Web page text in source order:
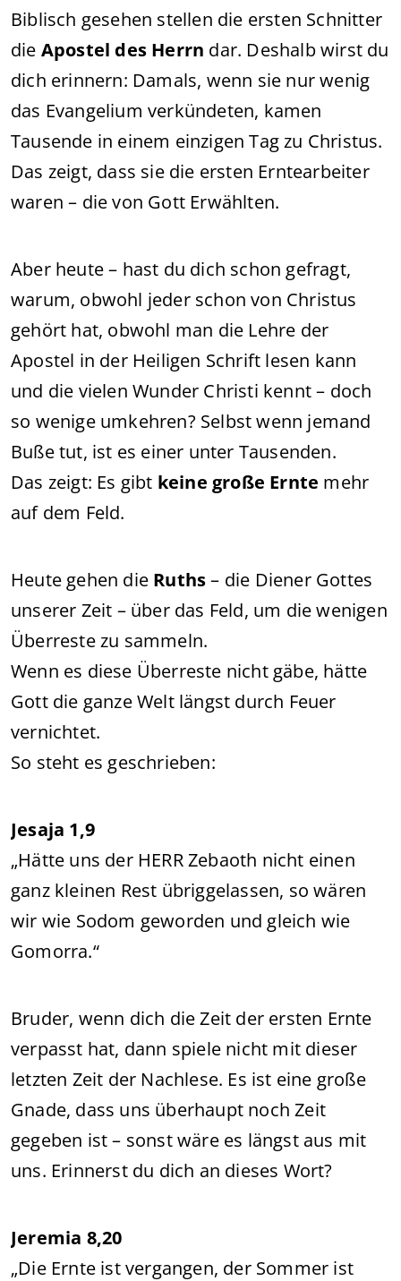
Biblisch gesehen stellen die ersten Schnitter
die Apostel des Herrn dar. Deshalb wirst du
dich erinnern: Damals, wenn sie nur wenig
das Evangelium verkündeten, kamen
Tausende in einem einzigen Tag zu Christus.
Das zeigt, dass sie die ersten Erntearbeiter
waren – die von Gott Erwählten.
Aber heute – hast du dich schon gefragt,
warum, obwohl jeder schon von Christus
gehört hat, obwohl man die Lehre der
Apostel in der Heiligen Schrift lesen kann
und die vielen Wunder Christi kennt – doch
so wenige umkehren? Selbst wenn jemand
Buße tut, ist es einer unter Tausenden.
Das zeigt: Es gibt keine große Ernte mehr
auf dem Feld.
Heute gehen die Ruths– die Diener Gottes
unserer Zeit – über das Feld, um die wenigen
Überreste zu sammeln.
Wenn es diese Überreste nicht gäbe, hätte
Gott die ganze Welt längst durch Feuer
vernichtet.
So steht es geschrieben:
Jesaja 1,9
„Hätte uns der HERR Zebaoth nicht einen
ganz kleinen Rest übriggelassen, so wären
wir wie Sodom geworden und gleich wie
Gomorra.“
Bruder, wenn dich die Zeit der ersten Ernte
verpasst hat, dann spiele nicht mit dieser
letzten Zeit der Nachlese. Es ist eine große
Gnade, dass uns überhaupt noch Zeit
gegeben ist – sonst wäre es längst aus mit
uns. Erinnerst du dich an dieses Wort?
Jeremia 8,20
„Die Ernte ist vergangen, der Sommer ist